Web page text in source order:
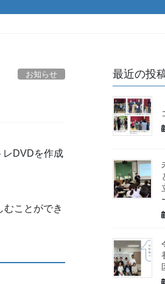
お知らせ
レDVDを作成
ことができ
最近の投